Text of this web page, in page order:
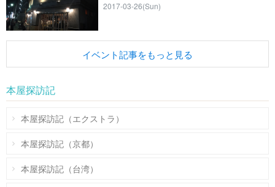
2017-03-26(Sun)
イベント記事をもっと見る
本屋探訪記
本屋探訪記（エクストラ）
本屋探訪記（京都）
本屋探訪記（台湾）